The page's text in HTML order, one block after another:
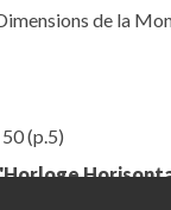
de la
50(p.5)